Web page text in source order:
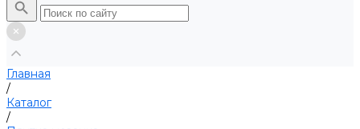
Главная
/
Каталог
/